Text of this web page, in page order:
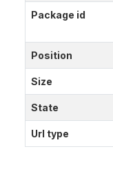
Package id
Position
Size
State
Url type